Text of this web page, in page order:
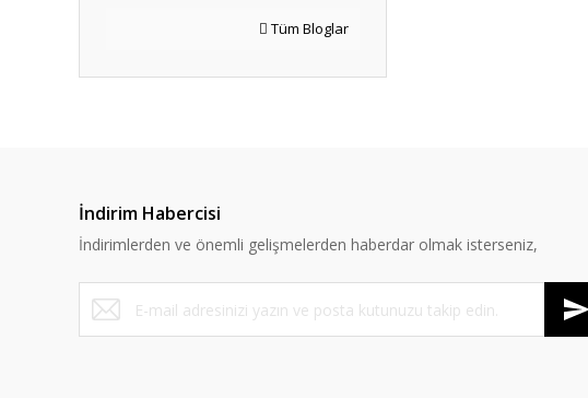
Tüm Bloglar
İndirim Habercisi
İndirimlerden ve önemli gelişmelerden haberdar olmak isterseniz,